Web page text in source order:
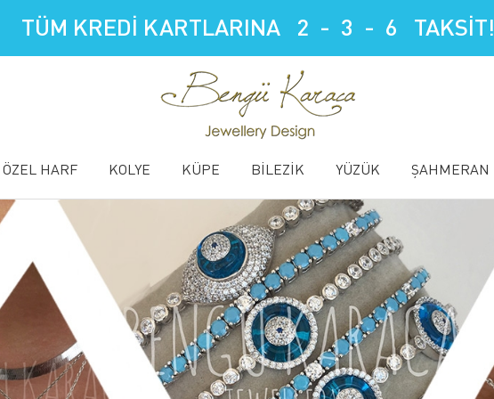
TÜM KREDİ KARTLARINA 2 - 3 - 6 TAKSİT!
HARF KOLYE KÜPE BİLEZİK YÜZÜK ŞAHMERAN